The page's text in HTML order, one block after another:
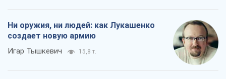
Ни оружия, ни людей: как Лукашенко
создает новую армию
Игар Тышкевич 15,8 т.